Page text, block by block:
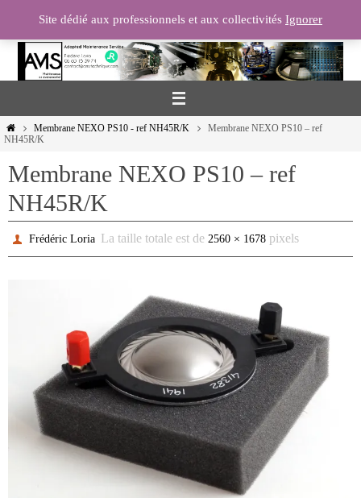
le
contenu
HomeMembrane NEXO PS10 - ref NH45R/K
Membrane NEXO PS10 – ref
NH45R/K
Membrane NEXO PS10 – ref
NH45R/K
Frédéric Loria La taille totale est de 2560 × 1678 pixels
Site dédié aux professionnels et aux collectivités Ignorer